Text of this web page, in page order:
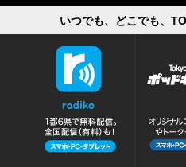
いつでも、どこでも、